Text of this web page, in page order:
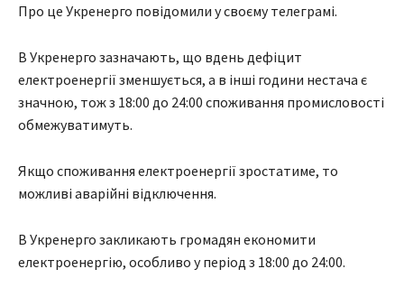
Про це Укренерго повідомили у своєму телеграмі.
В Укренерго зазначають, що вдень дефіцит
електроенергії зменшується, а в інші години нестача є
значною, тож з 18:00 до 24:00 споживання промисловості
обмежуватимуть.
Якщо споживання електроенергії зростатиме, то
можливі аварійні відключення.
В Укренерго закликають громадян економити
електроенергію, особливо у період з 18:00 до 24:00.